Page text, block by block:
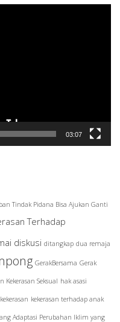
03:07
Tindak Pidana Bisa Ajukan Ganti
Terhadap
diskusi ditangkap dua remaja
GerakBersama Gerak
Kekerasan Seksual hak asasi
kekerasan kekerasan terhadap anak
Adaptasi Perubahan Iklim yang